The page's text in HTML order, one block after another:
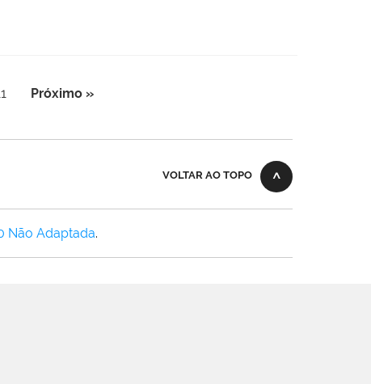
Próximo »
VOLTAR AO TOPO
Não Adaptada.